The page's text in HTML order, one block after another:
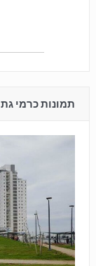
תמונות כרמי